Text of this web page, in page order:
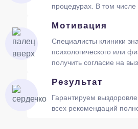
процедурах. В том
Мотивация
Специалисты клиники
психологического или
получить согласие на
Результат
Гарантируем
всех рекомендаций